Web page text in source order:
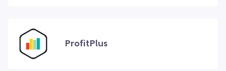
ProfitPlus